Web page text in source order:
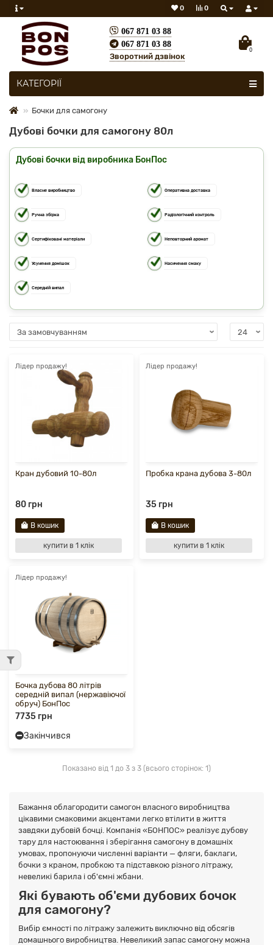
0
0
067 871 03 88
067 871 03 88
Зворотний дзвінок
0
Скрізь
КАТЕГОРІЇ
Бочки для самогону
Дубові бочки для самогону 80л
Дубові бочки від виробника БонПос
Власне виробництво Оперативна доставка
Ручна збірка Радіологічний контроль
Сертифіковані матеріали Неповторний аромат
Усунення домішок Насичення смаку
Середній випал
Лідер продажу!
Кран дубовий 10-80л
80 грн
В кошик
купити в 1 клік
Лідер продажу!
Пробка крана дубова 3-80л
35 грн
В кошик
купити в 1 клік
Лідер продажу!
Бочка дубова 80 літрів
середній випал (нержавіючої
обруч) БонПос
7735 грн
Закінчився
Показано від 1 до 3 з 3 (всього сторінок: 1)
Бажання облагородити самогон власного виробництва
цікавими смаковими акцентами легко втілити в життя
завдяки дубовій бочці. Компанія «БОНПОС» реалізує дубову
тару для настоювання і зберігання самогону в домашніх
умовах, пропонуючи численні варіанти — фляги, баклаги,
бочки з краном, пробкою та підставкою різного літражу,
невеликі барила і об'ємні жбани.
Які бувають об'єми дубових бочок
для самогону?
Вибір ємності по літражу залежить виключно від обсягів
домашнього виробництва. Невеликий запас самогону можна